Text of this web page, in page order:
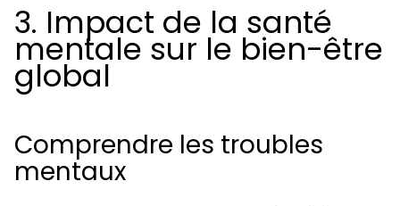
3. Impact de la santé
mentale sur le bien-être
global
Comprendre les troubles
mentaux